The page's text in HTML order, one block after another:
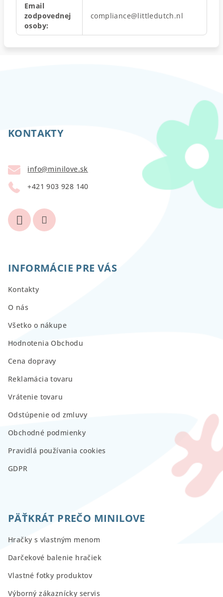
Email
zodpovednej
osoby:
compliance@littledutch.nl
KONTAKTY
info@minilove.sk
+421 903 928 140
INFORMÁCIE PRE VÁS
Kontakty
O nás
Všetko o nákupe
Hodnotenia Obchodu
Cena dopravy
Reklamácia tovaru
Vrátenie tovaru
Odstúpenie od zmluvy
Obchodné podmienky
Pravidlá používania cookies
GDPR
PÄŤKRÁT PREČO MINILOVE
Hračky s vlastným menom
Darčekové balenie hračiek
Vlastné fotky produktov
Výborný zákaznícky servis